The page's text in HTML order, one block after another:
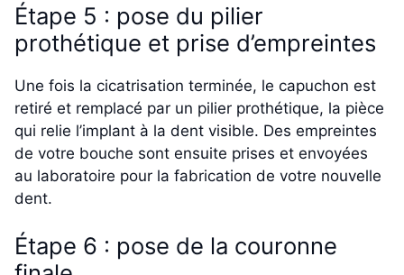
Étape 5 : pose du pilier
prothétique et prise d’empreintes
Une fois la cicatrisation terminée, le capuchon est
retiré et remplacé par un pilier prothétique, la pièce
qui relie l’implant à la dent visible. Des empreintes
de votre bouche sont ensuite prises et envoyées
au laboratoire pour la fabrication de votre nouvelle
dent.
Étape 6 : pose de la couronne